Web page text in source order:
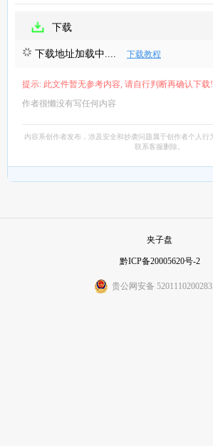
下载
下载地址加载中.... 下载教程
提示: 此文件暂无参考内容, 请自行判断再确认下载
作者很懒没有写任何内容
内容系创作者发布，涉及安全和抄袭问题属于创作者个人行
联系客服删除。
夹子盘
黔ICP备20005620号-2
贵公网安备